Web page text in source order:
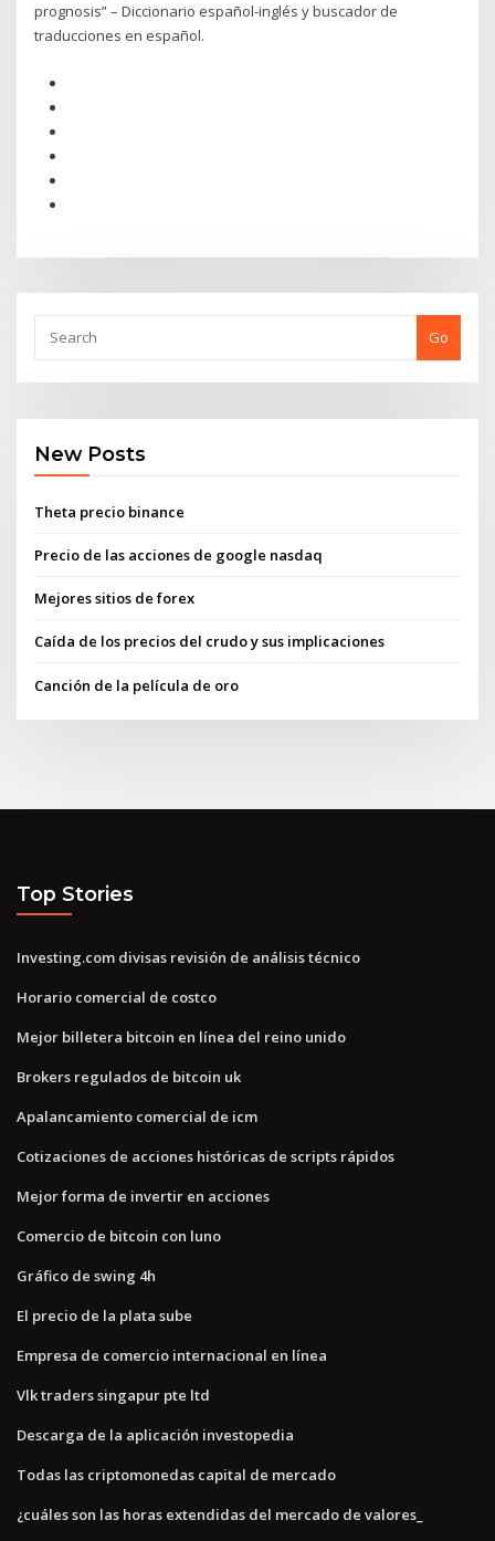
prognosis” – Diccionario español-inglés y buscador de
traducciones en español.
Go
New Posts
Theta precio binance
Precio de las acciones de google nasdaq
Mejores sitios de forex
Caída de los precios del crudo y sus implicaciones
Canción de la película de oro
Top Stories
Investing.com divisas revisión de análisis técnico
Horario comercial de costco
Mejor billetera bitcoin en línea del reino unido
Brokers regulados de bitcoin uk
Apalancamiento comercial de icm
Cotizaciones de acciones históricas de scripts rápidos
Mejor forma de invertir en acciones
Comercio de bitcoin con luno
Gráfico de swing 4h
El precio de la plata sube
Empresa de comercio internacional en línea
Vlk traders singapur pte ltd
Descarga de la aplicación investopedia
Todas las criptomonedas capital de mercado
¿cuáles son las horas extendidas del mercado de valores_